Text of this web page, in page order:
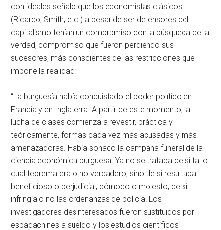
con ideales señaló que los economistas clásicos
(Ricardo, Smith, etc.) a pesar de ser defensores del
capitalismo tenían un compromiso con la búsqueda de la
verdad, compromiso que fueron perdiendo sus
sucesores, más conscientes de las restricciones que
impone la realidad:
“La burguesía había conquistado el poder político en
Francia y en Inglaterra. A partir de este momento, la
lucha de clases comienza a revestir, práctica y
teóricamente, formas cada vez más acusadas y más
amenazadoras. Había sonado la campana funeral de la
ciencia económica burguesa. Ya no se trataba de si tal o
cual teorema era o no verdadero, sino de si resultaba
beneficioso o perjudicial, cómodo o molesto, de si
infringía o no las ordenanzas de policía. Los
investigadores desinteresados fueron sustituidos por
espadachines a sueldo y los estudios científicos